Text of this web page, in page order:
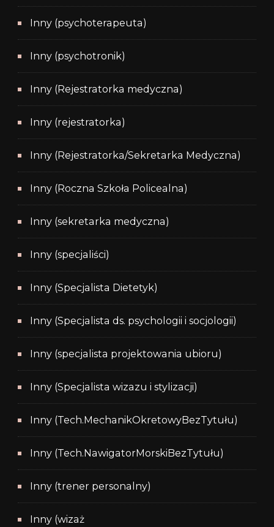
Inny (psychoterapeuta)
Inny (psychotronik)
Inny (Rejestratorka medyczna)
Inny (rejestratorka)
Inny (Rejestratorka/Sekretarka Medyczna)
Inny (Roczna Szkoła Policealna)
Inny (sekretarka medyczna)
Inny (specjaliści)
Inny (Specjalista Dietetyk)
Inny (Specjalista ds. psychologii i socjologii)
Inny (specjalista projektowania ubioru)
Inny (Specjalista wizazu i stylizacji)
Inny (Tech.MechanikOkretowyBezTytułu)
Inny (Tech.NawigatorMorskiBezTytułu)
Inny (trener personalny)
Inny (wizaż